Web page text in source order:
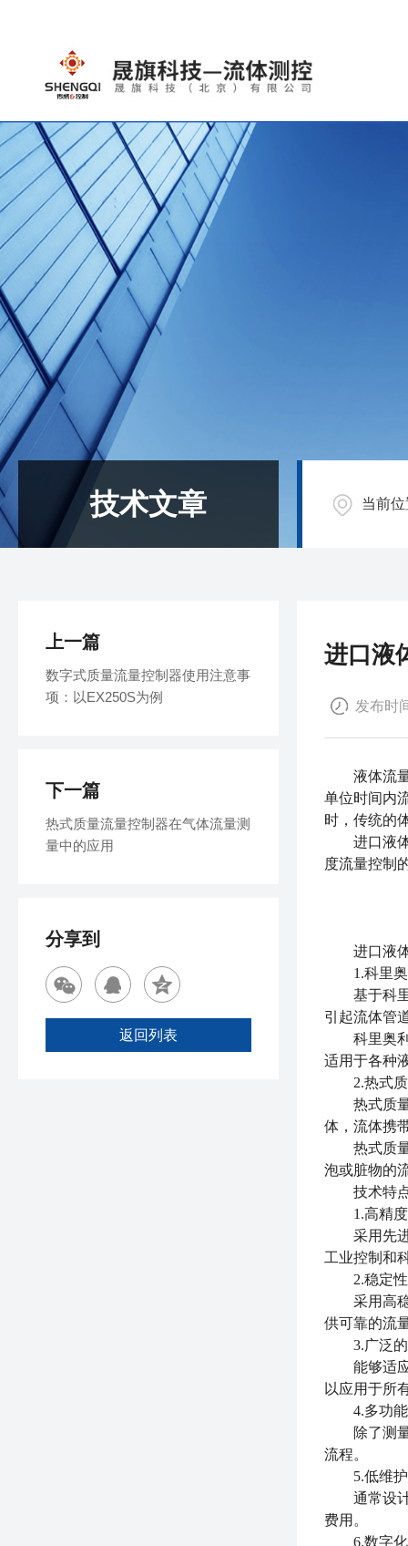
技术文章 当前
进口液
发布时
液体流量
单位时间内
时，传统的
进口液体
度流量控制
进口液
1.科里奥
基于科里
引起流体管
科里奥利
适用于各种
2.热式质
热式质量
体，流体携
热式质量
泡或脏物的
技术特
1.高精度
采用先进
工业控制和
2.稳定性
采用高稳
供可靠的流
3.广泛的
能够适应
以应用于所
4.多功能
除了测量
流程。
5.低维护
通常设计
费用。
6.数字化
上一篇
数字式质量流量控制器使用注意事
项：以EX250S为例
下一篇
热式质量流量控制器在气体流量测
量中的应用
分享到
返回列表